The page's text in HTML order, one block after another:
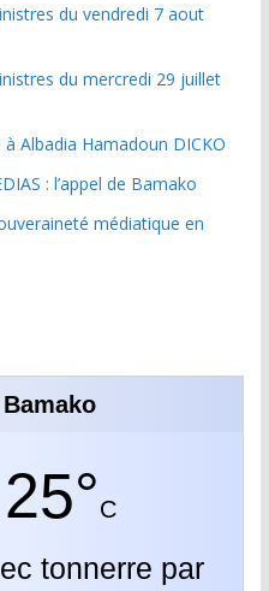
du vendredi 7 aout
du mercredi 29 juillet
à Albadia Hamadoun DICKO
: l’appel de Bamako
médiatique en
25°C
tonnerre par